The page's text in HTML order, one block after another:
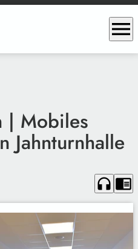
menu
| Mobiles
Jahnturnhalle
headphones chrome_reader_mode